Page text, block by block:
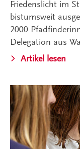
Friedenslicht im
bistumsweit
2000
Delegation aus
Artikel lesen